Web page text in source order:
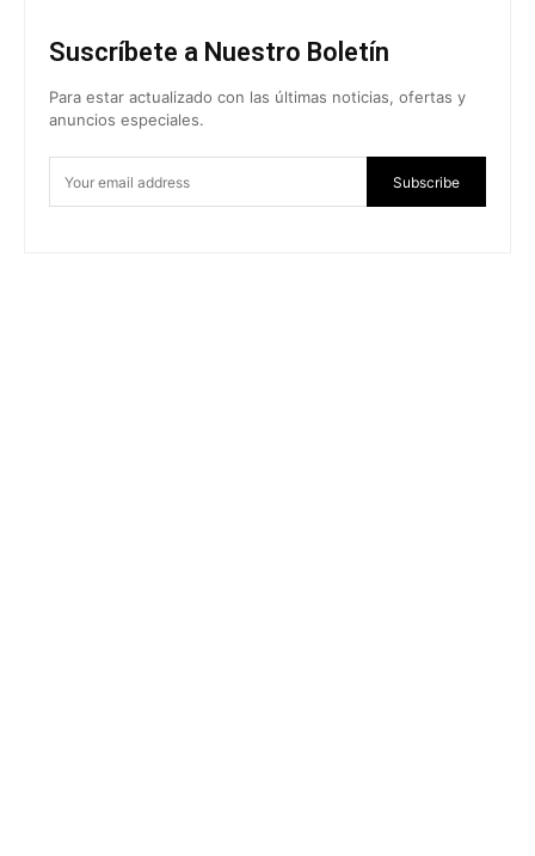
Suscríbete a Nuestro Boletín
Para estar actualizado con las últimas noticias, ofertas y
anuncios especiales.
Subscribe